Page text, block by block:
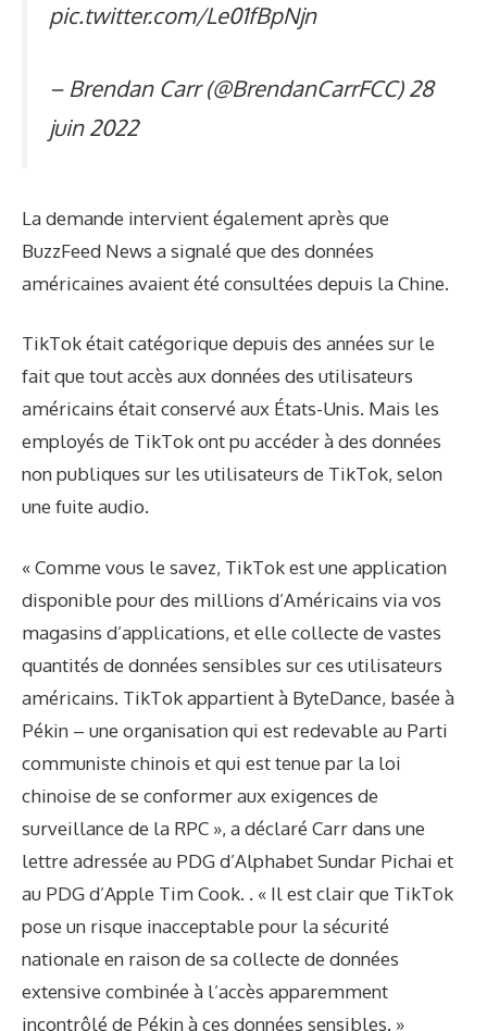
pic.twitter.com/Le01fBpNjn
– Brendan Carr (@BrendanCarrFCC)28
juin 2022
La demande intervient également après que
BuzzFeed News a signalé que des données
américaines avaient été consultées depuis la Chine.
TikTok était catégorique depuis des années sur le
fait que tout accès aux données des utilisateurs
américains était conservé aux États-Unis. Mais les
employés de TikTok ont ​​pu accéder à des données
non publiques sur les utilisateurs de TikTok, selon
une fuite audio.
« Comme vous le savez, TikTok est une application
disponible pour des millions d’Américains via vos
magasins d’applications, et elle collecte de vastes
quantités de données sensibles sur ces utilisateurs
américains. TikTok appartient à ByteDance, basée à
Pékin – une organisation qui est redevable au Parti
communiste chinois et qui est tenue par la loi
chinoise de se conformer aux exigences de
surveillance de la RPC », a déclaré Carr dans une
lettre adressée au PDG d’Alphabet Sundar Pichai et
au PDG d’Apple Tim Cook. . « Il est clair que TikTok
pose un risque inacceptable pour la sécurité
nationale en raison de sa collecte de données
extensive combinée à l’accès apparemment
incontrôlé de Pékin à ces données sensibles. »